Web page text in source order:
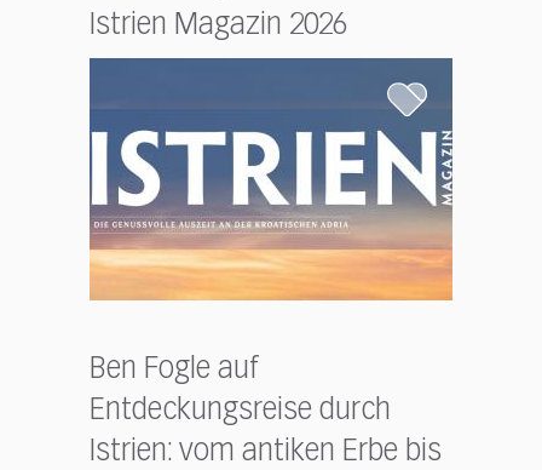
Istrien Magazin 2026
Ben Fogle auf
Entdeckungsreise durch
Istrien: vom antiken Erbe bis